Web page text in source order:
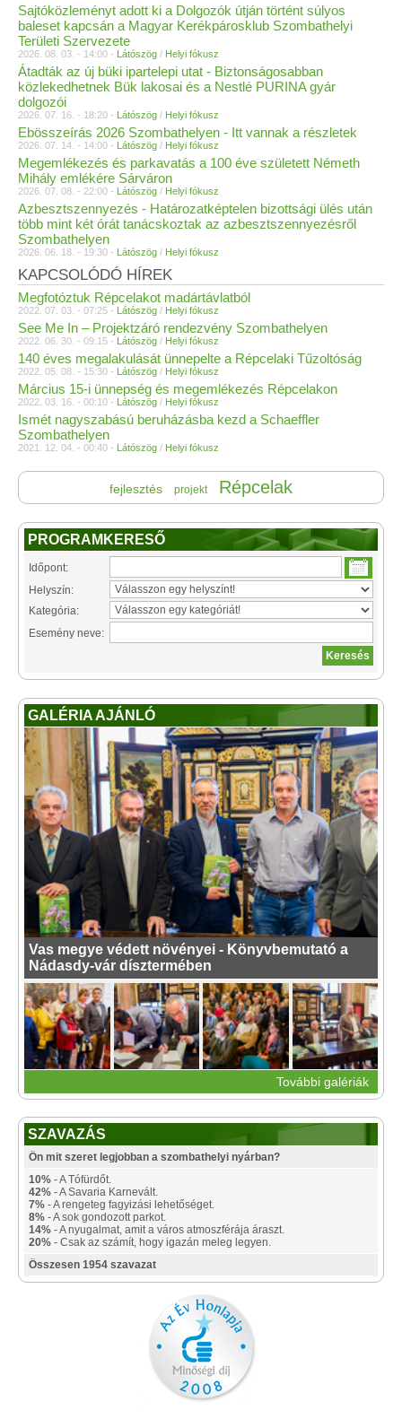
Sajtóközleményt adott ki a Dolgozók útján történt súlyos
baleset kapcsán a Magyar Kerékpárosklub Szombathelyi
Területi Szervezete
2026. 08. 03. - 14:00 - Látószög / Helyi fókusz
Átadták az új büki ipartelepi utat - Biztonságosabban
közlekedhetnek Bük lakosai és a Nestlé PURINA gyár
dolgozói
2026. 07. 16. - 18:20 - Látószög / Helyi fókusz
Ebösszeírás 2026 Szombathelyen - Itt vannak a részletek
2026. 07. 14. - 14:00 - Látószög / Helyi fókusz
Megemlékezés és parkavatás a 100 éve született Németh
Mihály emlékére Sárváron
2026. 07. 08. - 22:00 - Látószög / Helyi fókusz
Azbesztszennyezés - Határozatképtelen bizottsági ülés után
több mint két órát tanácskoztak az azbesztszennyezésről
Szombathelyen
2026. 06. 18. - 19:30 - Látószög / Helyi fókusz
KAPCSOLÓDÓ HÍREK
Megfotóztuk Répcelakot madártávlatból
2022. 07. 03. - 07:25 - Látószög / Helyi fókusz
See Me In – Projektzáró rendezvény Szombathelyen
2022. 06. 30. - 09:15 - Látószög / Helyi fókusz
140 éves megalakulását ünnepelte a Répcelaki Tűzoltóság
2022. 05. 08. - 15:30 - Látószög / Helyi fókusz
Március 15-i ünnepség és megemlékezés Répcelakon
2022. 03. 16. - 00:10 - Látószög / Helyi fókusz
Ismét nagyszabású beruházásba kezd a Schaeffler
Szombathelyen
2021. 12. 04. - 00:40 - Látószög / Helyi fókusz
fejlesztés projekt Répcelak
PROGRAMKERESŐ
Időpont:
Helyszín:
Kategória:
Esemény neve:
GALÉRIA AJÁNLÓ
Vas megye védett növényei - Könyvbemutató a
Nádasdy-vár dísztermében
További galériák
SZAVAZÁS
Ön mit szeret legjobban a szombathelyi nyárban?
10% - A Tófürdőt.
42% - A Savaria Karnevált.
7% - A rengeteg fagyizási lehetőséget.
8% - A sok gondozott parkot.
14% - A nyugalmat, amit a város atmoszférája áraszt.
20% - Csak az számít, hogy igazán meleg legyen.
Összesen 1954 szavazat